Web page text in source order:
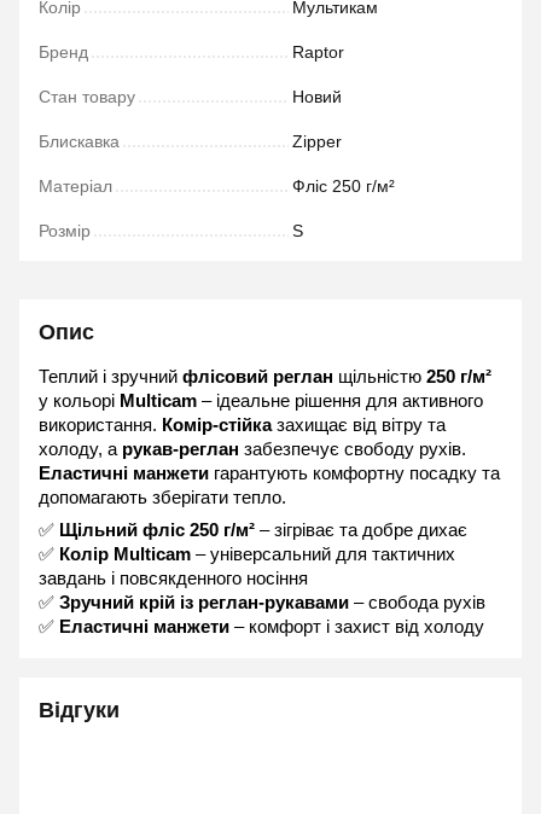
Колір Мультикам
Бренд Raptor
Стан товару Новий
Блискавка Zipper
Матеріал Фліс 250 г/м²
Розмір S
Опис
Теплий і зручний флісовий реглан щільністю 250 г/м²
у кольорі Multicam – ідеальне рішення для активного
використання. Комір-стійка захищає від вітру та
холоду, а рукав-реглан
Еластичні манжети гарантують комфортну посадку та
допомагають зберігати тепло.
✅ Щільний фліс 250 г/м² – зігріває та добре дихає
✅ Колір Multicam – універсальний для тактичних
завдань і повсякденного носіння
✅ Зручний крій із реглан-рукавами – свобода рухів
✅ Еластичні манжети – комфорт і захист від холоду
Відгуки